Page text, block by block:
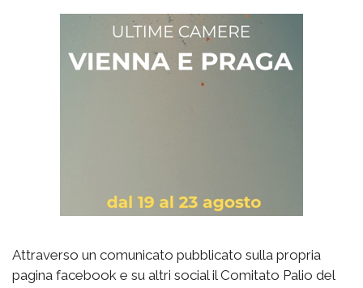
Attraverso un comunicato pubblicato sulla propria
pagina facebook e su altri social il Comitato Palio del